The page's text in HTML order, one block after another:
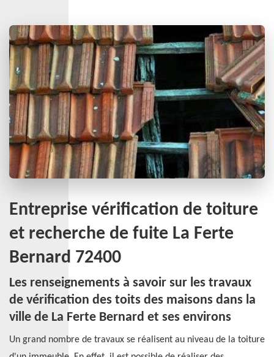
Entreprise vérification de toiture
et recherche de fuite La Ferte
Bernard 72400
Les renseignements à savoir sur les travaux
de vérification des toits des maisons dans la
ville de La Ferte Bernard et ses environs
Un grand nombre de travaux se réalisent au niveau de la toiture